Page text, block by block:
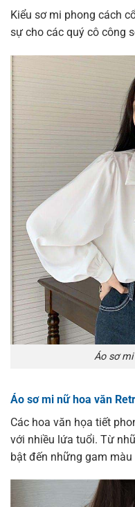
Kiểu sơ mi phong cách
sự cho các quý cô công
Áo sơ
Áo sơ mi nữ hoa văn
Các hoa văn họa tiết
với nhiều lứa tuổi. Từ
bật đến những gam